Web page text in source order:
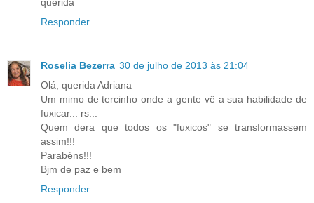
Responder
Roselia Bezerra 30 de julho de 2013 às 21:04
Olá, querida Adriana
Um mimo de tercinho onde a gente vê a sua habilidade de
fuxicar... rs...
Quem dera que todos os "fuxicos" se transformassem
assim!!!
Parabéns!!!
Bjm de paz e bem
Responder